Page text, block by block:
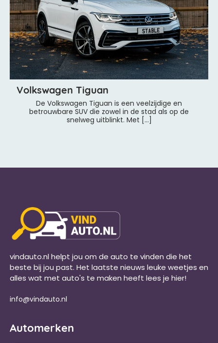
Volkswagen Tiguan
De Volkswagen Tiguan is een veelzijdige en
betrouwbare SUV die zowel in de stad als op de
snelweg uitblinkt. Met […]
vindauto.nl helpt jou om de auto te vinden die het
beste bij jou past. Het laatste nieuws leuke weetjes en
alles wat met auto's te maken heeft lees je hier!
info@vindauto.nl
Automerken